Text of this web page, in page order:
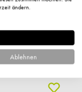
ändern.
Ablehnen